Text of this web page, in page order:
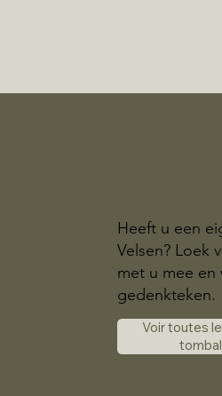
Heeft u een
Velsen? Loek
met u mee
gedenkteken.
Voir toutes